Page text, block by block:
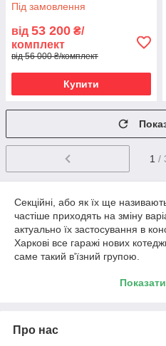
Під замовлення
від 53 200 ₴/
комплект
від 56 000 ₴/комплект
Купити
1 /
Секційні, або як їх ще
частіше приходять на зміну
актуально їх застосування в
Харкові все гаражі нових
саме такий в'їзний групою.
Про нас